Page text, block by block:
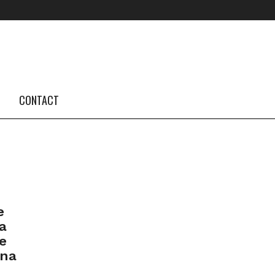
CONTACT
FOLLOW US #TBA
INSTAGRAM FEED